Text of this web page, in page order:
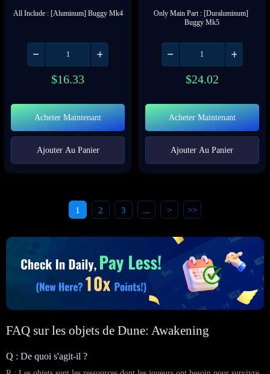
All Include : [Aluminum] Buggy Mk4
$16.33
Acheter Maintenant
Ajouter Au Panier
Only Main Part : [Duraluminum]
Buggy Mk5
$24.02
Acheter Maintenant
Ajouter Au Panier
1 2 3 ... > >>
FAQ sur les objets de Dune: Awakening
Q : De quoi s'agit-il ?